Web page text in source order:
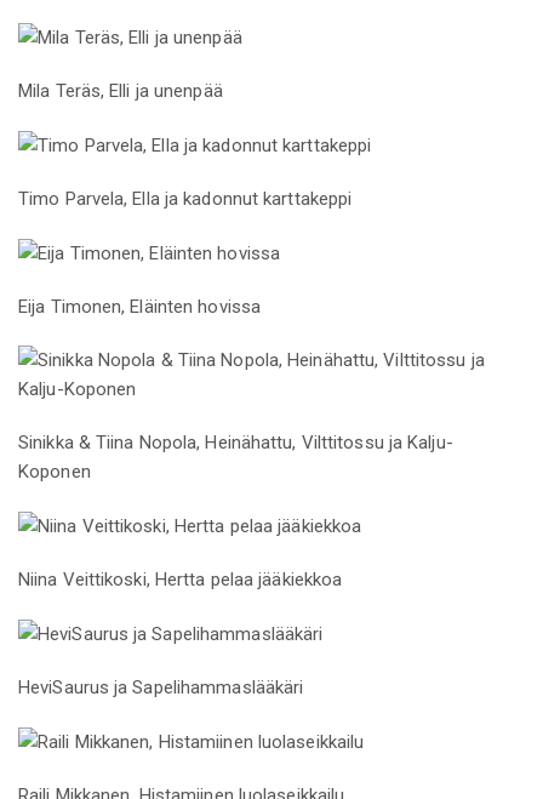
Mila Teräs, Elli ja unenpää
Timo Parvela, Ella ja kadonnut karttakeppi
Eija Timonen, Eläinten hovissa
Sinikka & Tiina Nopola, Heinähattu, Vilttitossu ja Kalju-
Koponen
Niina Veittikoski, Hertta pelaa jääkiekkoa
HeviSaurus ja Sapelihammaslääkäri